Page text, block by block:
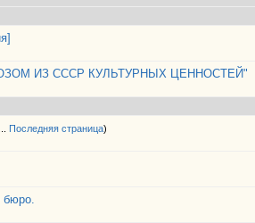
ИЗ СССР КУЛЬТУРНЫХ ЦЕННОСТЕЙ"
Последняя страница)
бюро.